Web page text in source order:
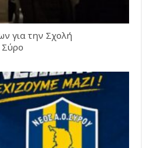
για την Σχολή